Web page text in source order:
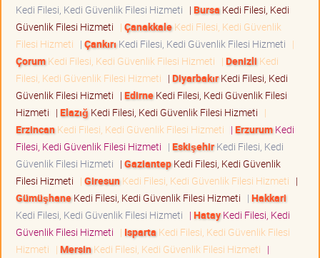
Kedi Filesi, Kedi Güvenlik Filesi Hizmeti | Bursa Kedi Filesi, Kedi
Güvenlik Filesi Hizmeti | ÇanakkaleKedi Filesi, Kedi Güvenlik
Filesi Hizmeti | Çankırı Kedi Filesi, Kedi Güvenlik Filesi Hizmeti |
ÇorumKedi Filesi, Kedi Güvenlik Filesi Hizmeti | Denizli Kedi
Filesi, Kedi Güvenlik Filesi Hizmeti | DiyarbakırKedi Filesi, Kedi
Güvenlik Filesi Hizmeti | EdirneKedi Filesi, Kedi Güvenlik Filesi
Hizmeti | Elazığ Kedi Filesi, Kedi Güvenlik Filesi Hizmeti |
ErzincanKedi Filesi, Kedi Güvenlik Filesi Hizmeti | ErzurumKedi
Filesi, Kedi Güvenlik Filesi Hizmeti | EskişehirKedi Filesi, Kedi
Güvenlik Filesi Hizmeti | GaziantepKedi Filesi, Kedi Güvenlik
Filesi Hizmeti | GiresunKedi Filesi, Kedi Güvenlik Filesi Hizmeti |
GümüşhaneKedi Filesi, Kedi Güvenlik Filesi Hizmeti | Hakkari
Kedi Filesi, Kedi Güvenlik Filesi Hizmeti | HatayKedi Filesi, Kedi
Güvenlik Filesi Hizmeti | Isparta Kedi Filesi, Kedi Güvenlik Filesi
Hizmeti | MersinKedi Filesi, Kedi Güvenlik Filesi Hizmeti |